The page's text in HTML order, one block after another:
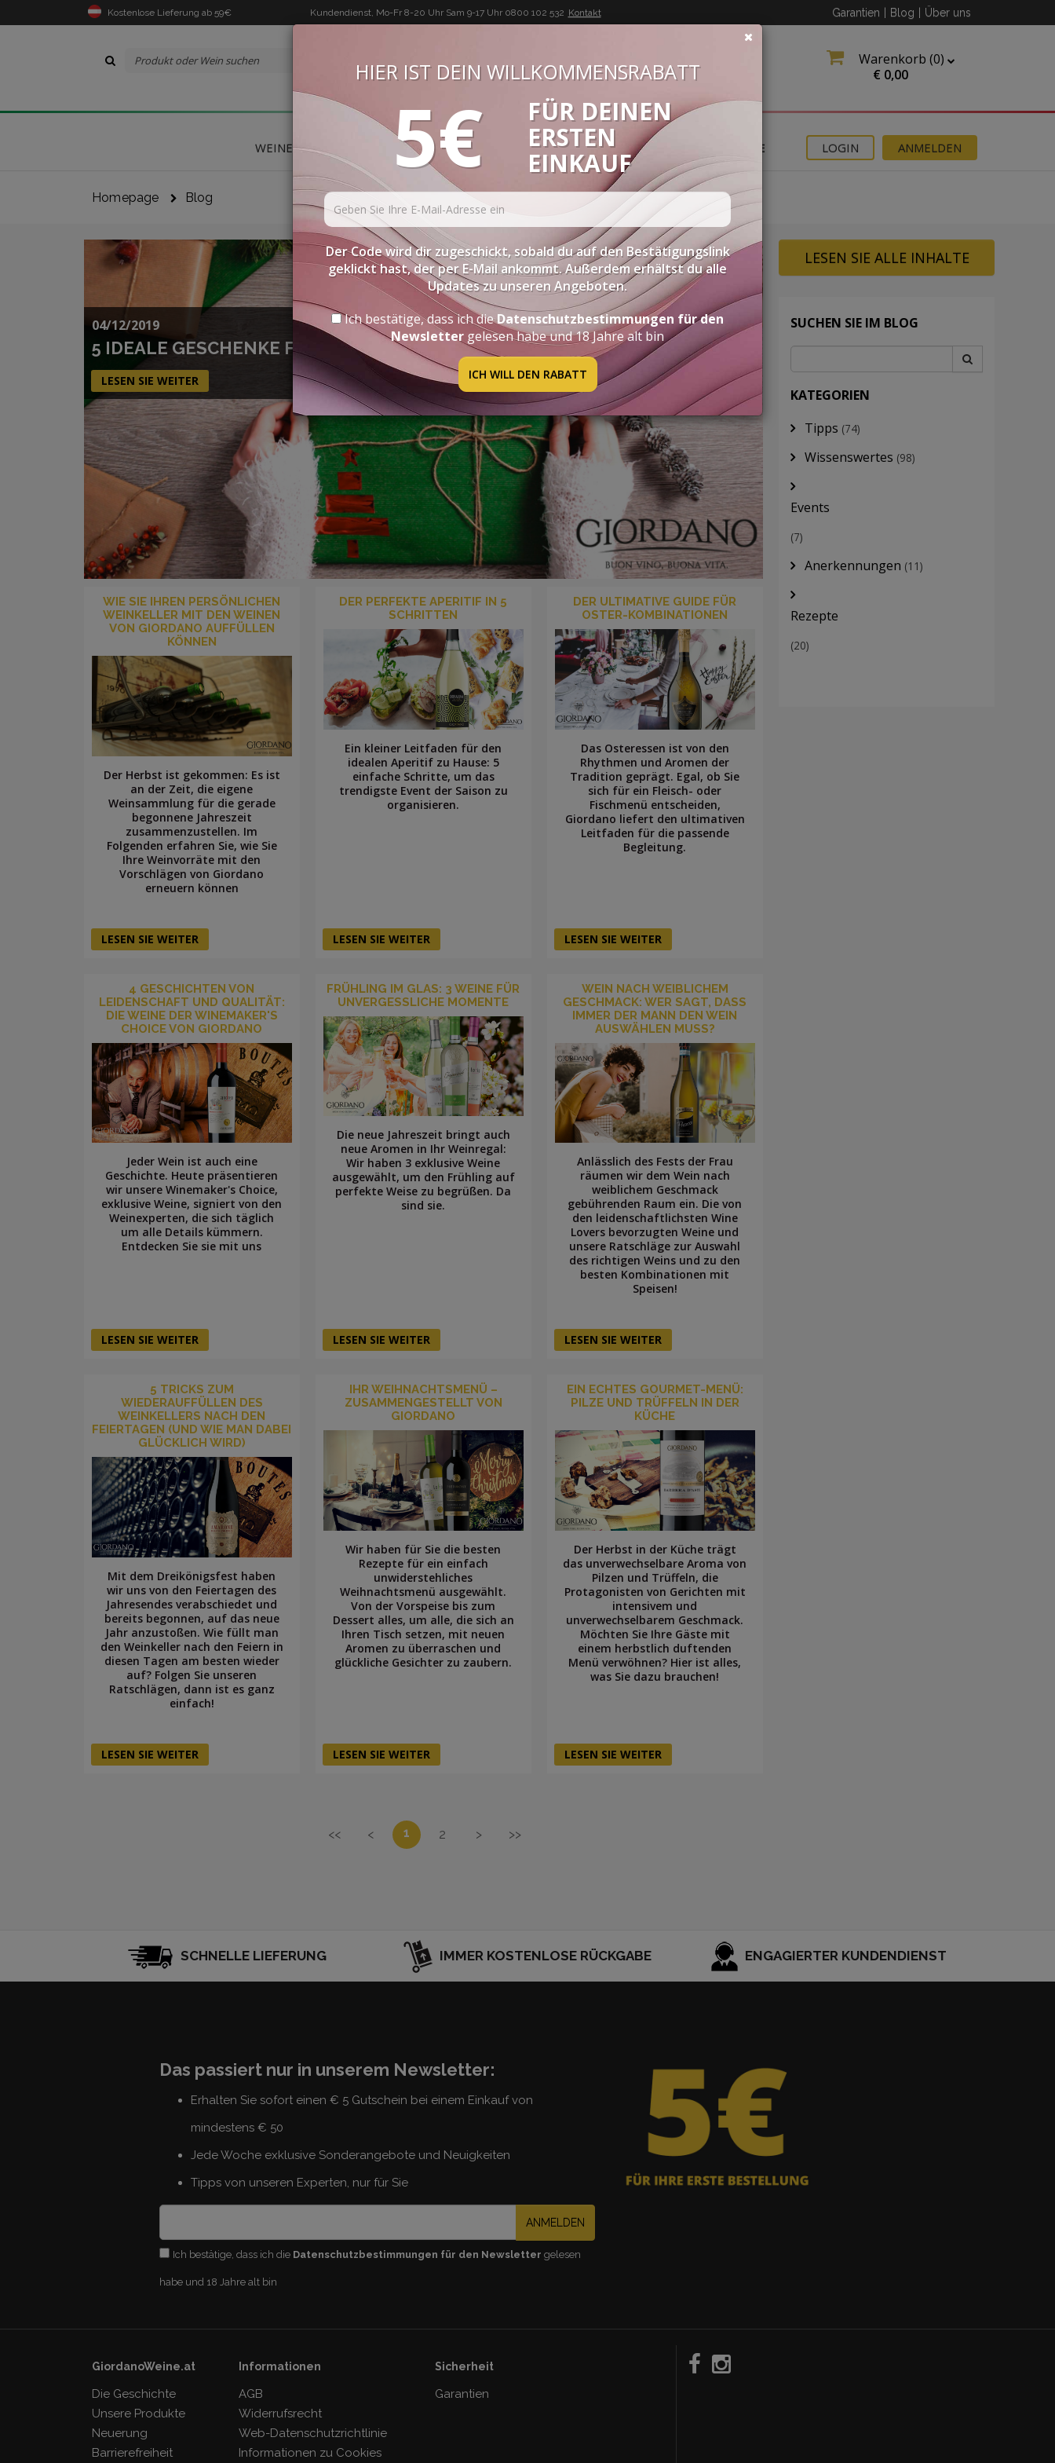
Kostenlose Lieferung ab 59€ Kundendienst, Mo-Fr 8-20 Uhr Sam 9-17 Uhr0800 102 532 Kontakt Garantien Blog Über uns
Warenkorb (0)
€ 0,00
BUON VINO, BUONA VITA
WEINE DELIKATESSEN PROBIERPAKETE SPIRITOUSEN ZUBEHÖR ANGEBOTE ANMELDEN
LOGIN
Homepage Blog
04/12/2019
5 IDEALE GESCHENKE FÜR EINEN WINE LOVER
LESEN SIE WEITER
WIE SIE IHREN PERSÖNLICHEN
WEINKELLER MIT DEN WEINEN
VON GIORDANO AUFFÜLLEN
KÖNNEN
Der Herbst ist gekommen: Es ist
an der Zeit, die eigene
Weinsammlung für die gerade
begonnene Jahreszeit
zusammenzustellen. Im
Folgenden erfahren Sie, wie Sie
Ihre Weinvorräte mit den
Vorschlägen von Giordano
erneuern können
LESEN SIE WEITER
DER PERFEKTE APERITIF IN 5
SCHRITTEN
Ein kleiner Leitfaden für den
idealen Aperitif zu Hause: 5
einfache Schritte, um das
trendigste Event der Saison zu
organisieren.
LESEN SIE WEITER
DER ULTIMATIVE GUIDE FÜR
OSTER-KOMBINATIONEN
Das Osteressen ist von den
Rhythmen und Aromen der
Tradition geprägt. Egal, ob Sie
sich für ein Fleisch- oder
Fischmenü entscheiden,
Giordano liefert den ultimativen
Leitfaden für die passende
Begleitung.
LESEN SIE WEITER
4 GESCHICHTEN VON
LEIDENSCHAFT UND QUALITÄT:
DIE WEINE DER WINEMAKER'S
CHOICE VON GIORDANO
Jeder Wein ist auch eine
Geschichte. Heute präsentieren
wir unsere Winemaker's Choice,
exklusive Weine, signiert von den
Weinexperten, die sich täglich
um alle Details kümmern.
Entdecken Sie sie mit uns
LESEN SIE WEITER
FRÜHLING IM GLAS: 3 WEINE FÜR
UNVERGESSLICHE MOMENTE
Die neue Jahreszeit bringt auch
neue Aromen in Ihr Weinregal:
Wir haben 3 exklusive Weine
ausgewählt, um den Frühling auf
perfekte Weise zu begrüßen. Da
sind sie.
LESEN SIE WEITER
WEIN NACH WEIBLICHEM
GESCHMACK: WER SAGT, DASS
IMMER DER MANN DEN WEIN
AUSWÄHLEN MUSS?
Anlässlich des Fests der Frau
räumen wir dem Wein nach
weiblichem Geschmack
gebührenden Raum ein. Die von
den leidenschaftlichsten Wine
Lovers bevorzugten Weine und
unsere Ratschläge zur Auswahl
des richtigen Weins und zu den
besten Kombinationen mit
Speisen!
LESEN SIE WEITER
5 TRICKS ZUM
WIEDERAUFFÜLLEN DES
WEINKELLERS NACH DEN
FEIERTAGEN (UND WIE MAN DABEI
GLÜCKLICH WIRD)
Mit dem Dreikönigsfest haben
wir uns von den Feiertagen des
Jahresendes verabschiedet und
bereits begonnen, auf das neue
Jahr anzustoßen. Wie füllt man
den Weinkeller nach den Feiern in
diesen Tagen am besten wieder
auf? Folgen Sie unseren
Ratschlägen, dann ist es ganz
einfach!
LESEN SIE WEITER
IHR WEIHNACHTSMENÜ –
ZUSAMMENGESTELLT VON
GIORDANO
Wir haben für Sie die besten
Rezepte für ein einfach
unwiderstehliches
Weihnachtsmenü ausgewählt.
Von der Vorspeise bis zum
Dessert alles, um alle, die sich an
Ihren Tisch setzen, mit neuen
Aromen zu überraschen und
glückliche Gesichter zu zaubern.
LESEN SIE WEITER
EIN ECHTES GOURMET-MENÜ:
PILZE UND TRÜFFELN IN DER
KÜCHE
Der Herbst in der Küche trägt
das unverwechselbare Aroma von
Pilzen und Trüffeln, die
Protagonisten von Gerichten mit
intensivem und
unverwechselbarem Geschmack.
Möchten Sie Ihre Gäste mit
einem herbstlich duftenden
Menü verwöhnen? Hier ist alles,
was Sie dazu brauchen!
LESEN SIE WEITER
LESEN SIE ALLE INHALTE
SUCHEN SIE IM BLOG
KATEGORIEN
Tipps (74)
Wissenswertes (98)
Events
(7)
Anerkennungen (11)
Rezepte
(20)
<< < 1 2 > >>
SCHNELLE LIEFERUNG IMMER KOSTENLOSE RÜCKGABE ENGAGIERTER KUNDENDIENST
Das passiert nur in unserem Newsletter:
Erhalten Sie sofort einen € 5 Gutschein bei einem Einkauf von
mindestens € 50
Jede Woche exklusive Sonderangebote und Neuigkeiten
Tipps von unseren Experten, nur für Sie
ANMELDEN
Ich bestätige, dass ich die Datenschutzbestimmungen für den Newsletter gelesen
habe und 18 Jahre alt bin
GiordanoWeine.at
Die Geschichte
Unsere Produkte
Neuerung
Barrierefreiheit
Informationen
AGB
Widerrufsrecht
Web-Datenschutzrichtlinie
Informationen zu Cookies
Sicherheit
Garantien
HIER IST DEIN WILLKOMMENSRABATT
5€
FÜR DEINEN
ERSTEN
EINKAUF
Der Code wird dir zugeschickt, sobald du auf den Bestätigungslink
geklickt hast, der per E-Mail ankommt. Außerdem erhältst du alle
Updates zu unseren Angeboten.
Ich bestätige, dass ich dieDatenschutzbestimmungen für den
Newsletter gelesen habe und 18 Jahre alt bin
ICH WILL DEN RABATT